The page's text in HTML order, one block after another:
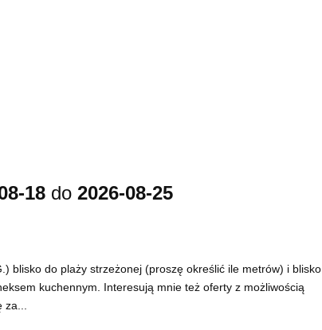
18 do 2026-08-25
blisko do plaży strzeżonej (proszę określić ile metrów) i blisko
kuchennym. Interesują mnie też oferty z możliwością